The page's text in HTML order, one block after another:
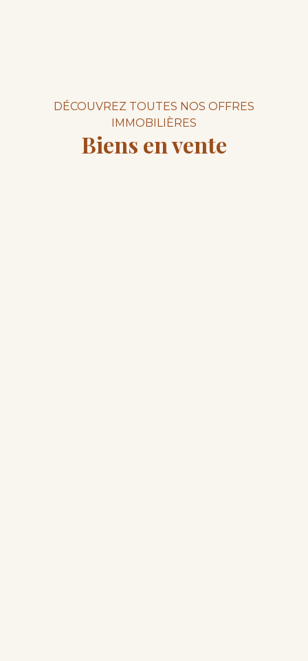
DÉCOUVREZ TOUTES NOS OFFRES
IMMOBILIÈRES
Biens en vente